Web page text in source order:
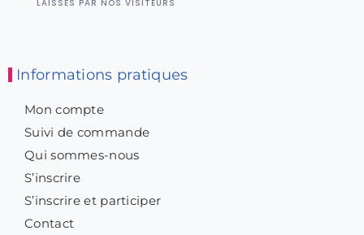
LAISSÉS PAR NOS VISITEURS
Informations pratiques
Mon compte
Suivi de commande
Qui sommes-nous
S’inscrire
S’inscrire et participer
Contact